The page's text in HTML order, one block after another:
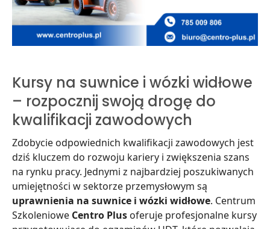
Kursy na suwnice i wózki widłowe
– rozpocznij swoją drogę do
kwalifikacji zawodowych
Zdobycie odpowiednich kwalifikacji zawodowych jest
dziś kluczem do rozwoju kariery i zwiększenia szans
na rynku pracy. Jednymi z najbardziej poszukiwanych
umiejętności w sektorze przemysłowym są
uprawnienia na suwnice i wózki widłowe. Centrum
Szkoleniowe Centro Plus oferuje profesjonalne kursy